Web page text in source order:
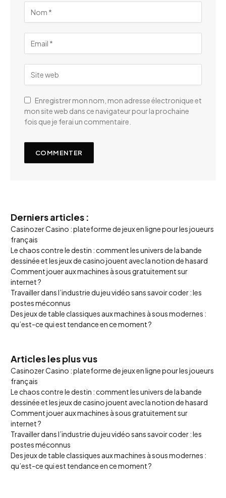
Enregistrer mon nom, mon adresse électronique et
mon site web dans ce navigateur pour la prochaine
fois que je ferai un commentaire.
Derniers articles :
Casinozer Casino : plateforme de jeux en ligne pour les joueurs
français
Le chaos contre le destin : comment les univers de la bande
dessinée et les jeux de casino jouent avec la notion de hasard
Comment jouer aux machines à sous gratuitement sur
internet ?
Travailler dans l’industrie du jeu vidéo sans savoir coder : les
postes méconnus
Des jeux de table classiques aux machines à sous modernes :
qu’est-ce qui est tendance en ce moment ?
Articles les plus vus
Casinozer Casino : plateforme de jeux en ligne pour les joueurs
français
Le chaos contre le destin : comment les univers de la bande
dessinée et les jeux de casino jouent avec la notion de hasard
Comment jouer aux machines à sous gratuitement sur
internet ?
Travailler dans l’industrie du jeu vidéo sans savoir coder : les
postes méconnus
Des jeux de table classiques aux machines à sous modernes :
qu’est-ce qui est tendance en ce moment ?